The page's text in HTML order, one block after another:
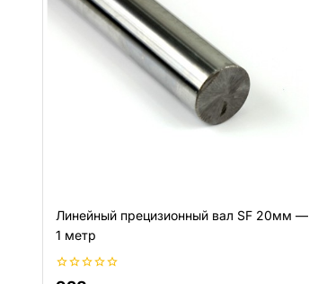
Линейный прецизионный вал SF 20мм —
1 метр
0